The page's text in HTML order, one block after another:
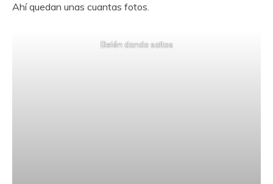
Ahí quedan unas cuantas fotos.
Belén dando saltos